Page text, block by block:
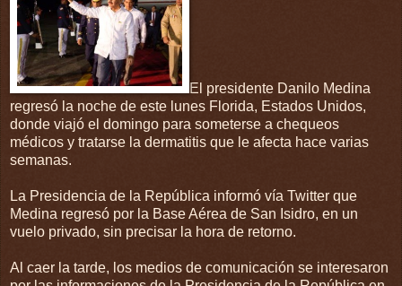
El presidente Danilo Medina
regresó la noche de este lunes Florida, Estados Unidos,
donde viajó el domingo para someterse a chequeos
médicos y tratarse la dermatitis que le afecta hace varias
semanas.
La Presidencia de la República informó vía Twitter que
Medina regresó por la Base Aérea de San Isidro, en un
vuelo privado, sin precisar la hora de retorno.
Al caer la tarde, los medios de comunicación se interesaron